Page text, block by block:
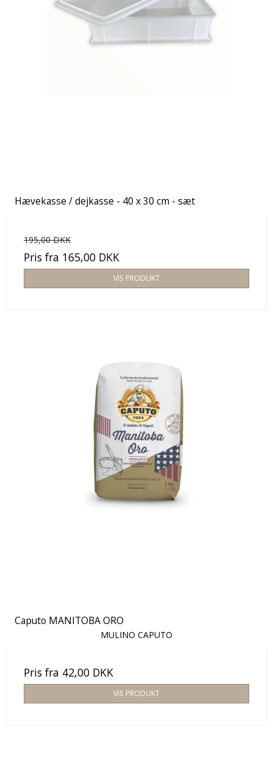
Hævekasse / dejkasse - 40 x 30 cm - sæt
195,00 DKK
Pris fra 165,00 DKK
VIS PRODUKT
Caputo MANITOBA ORO
MULINO CAPUTO
Pris fra 42,00 DKK
VIS PRODUKT